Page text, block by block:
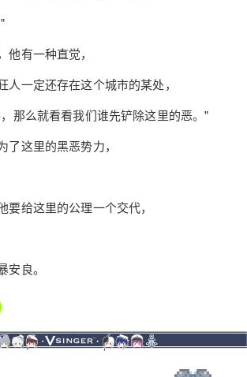
他有一种直觉，
人一定还存在这个城市的某处，
那么就看看我们谁先铲除这里的恶。”
了这里的黑恶势力，
要给这里的公理一个交代，
安良。